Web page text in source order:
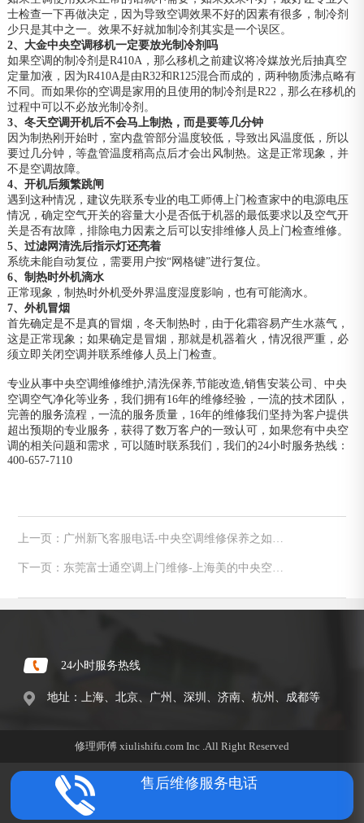
士检查一下再做决定，因为导致空调效果不好的因素有很多，制冷剂
少只是其中之一。效果不好就加制冷剂其实是一个误区。
2、大金中央空调移机一定要放光制冷剂吗
如果空调的制冷剂是R410A，那么移机之前建议将冷媒放光后抽真空
定量加液，因为R410A是由R32和R125混合而成的，两种物质沸点略有
不同。而如果你的空调是家用的且使用的制冷剂是R22，那么在移机的
过程中可以不必放光制冷剂。
3、冬天空调开机后不会马上制热，而是要等几分钟
因为制热刚开始时，室内盘管部分温度较低，导致出风温度低，所以
要过几分钟，等盘管温度稍高点后才会出风制热。这是正常现象，并
不是空调故障。
4、开机后频繁跳闸
遇到这种情况，建议先联系专业的电工师傅上门检查家中的电源电压
情况，确定空气开关的容量大小是否低于机器的最低要求以及空气开
关是否有故障，排除电力因素之后可以安排维修人员上门检查维修。
5、过滤网清洗后指示灯还亮着
系统未能自动复位，需要用户按“网格键”进行复位。
6、制热时外机滴水
正常现象，制热时外机受外界温度湿度影响，也有可能滴水。
7、外机冒烟
首先确定是不是真的冒烟，冬天制热时，由于化霜容易产生水蒸气，
这是正常现象；如果确定是冒烟，那就是机器着火，情况很严重，必
须立即关闭空调并联系维修人员上门检查。
专业从事中央空调维修维护,清洗保养,节能改造,销售安装公司、中央
空调空气净化等业务，我们拥有16年的维修经验，一流的技术团队，
完善的服务流程，一流的服务质量，16年的维修我们坚持为客户提供
超出预期的专业服务，获得了数万客户的一致认可，如果您有中央空
调的相关问题和需求，可以随时联系我们，我们的24小时服务热线：
400-657-7110
上一页：广州新飞客服电话-中央空调维修保养之如何
下一页：东莞富士通空调上门维修-上海美的中央空调
24小时服务热线
地址：上海、北京、广州、深圳、济南、杭州、成都等
修理师傅 xiulishifu.com Inc .All Right Reserved
售后维修服务电话